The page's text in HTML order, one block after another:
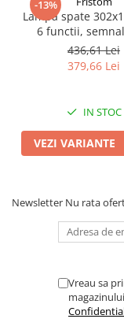
Rampe luminoase
Rezistoare CANBUS
Stroboscoape Auto
Veste
Elemente Caroserie
Capace piulite
Deflectoare geam
Parasolare Camion
Accesorii
Protectii si pasaje
-13%
Lampa spate
6 functii,
dinamica, cu
436,61 Lei
379,66 Lei
IN STOC
VEZI VARIANTE
Newsletter Nu rata
Vreau sa